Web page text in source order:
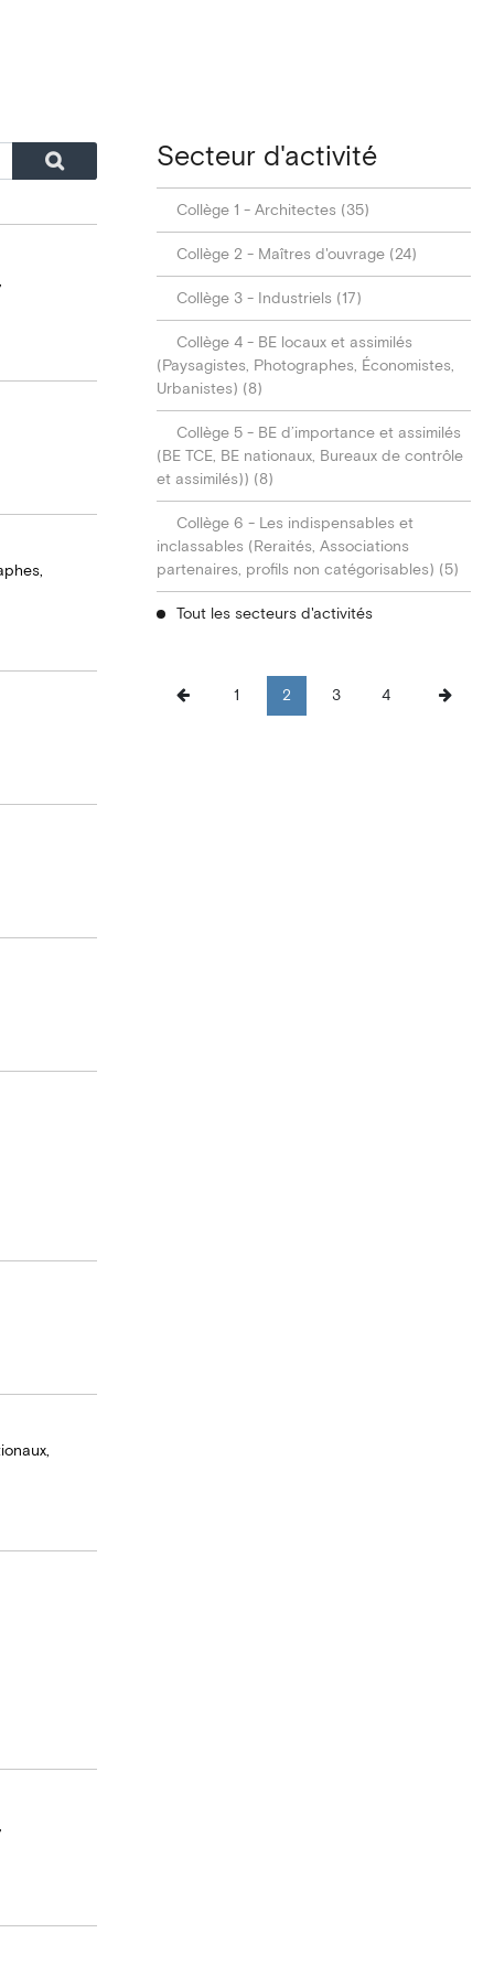
Secteur d'activité
Collège 1 - Architectes (35)
Collège 2 - Maîtres d'ouvrage (24)
Collège 3 - Industriels (17)
Collège 4 - BE locaux et assimilés
(Paysagistes, Photographes, Économistes,
Urbanistes) (8)
Collège 5 - BE d’importance et assimilés
(BE TCE, BE nationaux, Bureaux de contrôle
et assimilés)) (8)
Collège 6 - Les indispensables et
inclassables (Reraités, Associations
partenaires, profils non catégorisables) (5)
Tout les secteurs d'activités
1 2 3 4